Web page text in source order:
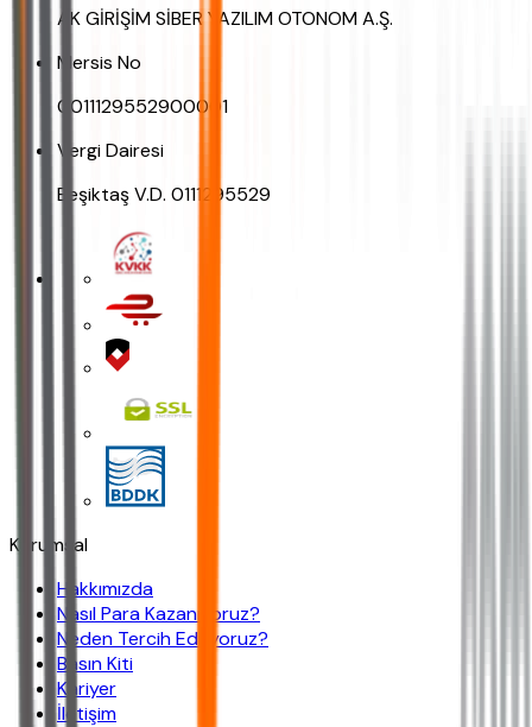
AK GİRİŞİM SİBER YAZILIM OTONOM A.Ş.
Mersis No
0011129552900001
Vergi Dairesi
Beşiktaş V.D. 0111295529
Kurumsal
Hakkımızda
Nasıl Para Kazanıyoruz?
Neden Tercih Ediliyoruz?
Basın Kiti
Kariyer
İletişim